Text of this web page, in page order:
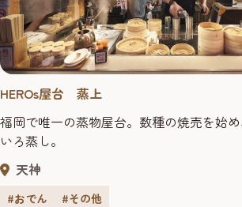
HEROs屋台 蒸上
福岡で唯一の蒸物屋台。数種の焼売を始
いろ蒸し。
天神
#おでん
#その他